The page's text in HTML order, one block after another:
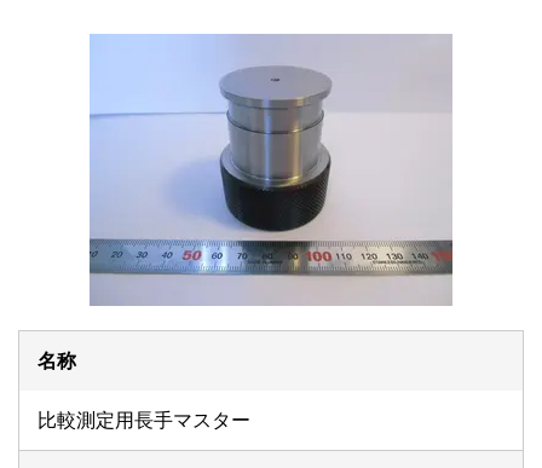
名称
比較測定用長手マスター